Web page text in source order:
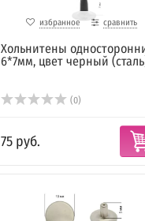
избранное сравнить
Хольнитены
6*7мм, цвет черный
(0)
75 руб.